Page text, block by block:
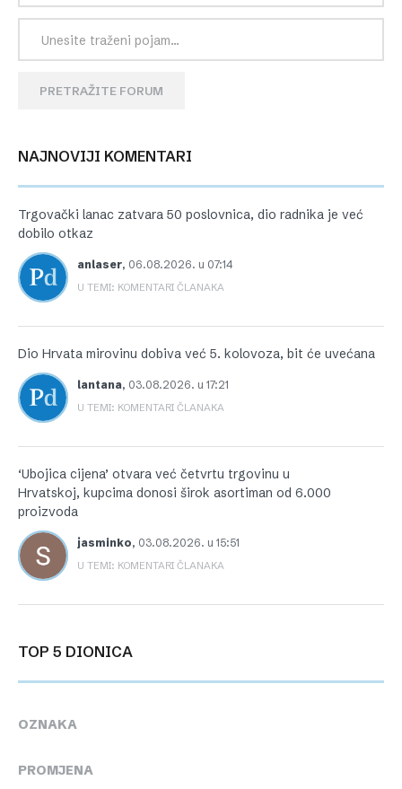
PRETRAŽITE FORUM
NAJNOVIJI KOMENTARI
Trgovački lanac zatvara 50 poslovnica, dio radnika je već
dobilo otkaz
anlaser, 06.08.2026. u 07:14
U TEMI: KOMENTARI ČLANAKA
Dio Hrvata mirovinu dobiva već 5. kolovoza, bit će uvećana
lantana, 03.08.2026. u 17:21
U TEMI: KOMENTARI ČLANAKA
‘Ubojica cijena’ otvara već četvrtu trgovinu u
Hrvatskoj, kupcima donosi širok asortiman od 6.000
proizvoda
jasminko, 03.08.2026. u 15:51
U TEMI: KOMENTARI ČLANAKA
TOP 5 DIONICA
OZNAKA
PROMJENA